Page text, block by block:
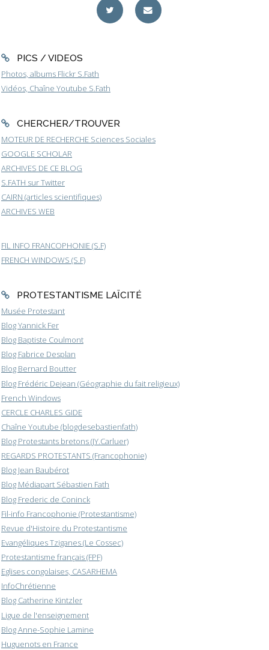
PICS / VIDEOS
Photos, albums Flickr S.Fath
Vidéos, Chaîne Youtube S.Fath
CHERCHER/TROUVER
MOTEUR DE RECHERCHE Sciences Sociales
GOOGLE SCHOLAR
ARCHIVES DE CE BLOG
S.FATH sur Twitter
CAIRN (articles scientifiques)
ARCHIVES WEB
FIL INFO FRANCOPHONIE (S.F)
FRENCH WINDOWS (S.F)
PROTESTANTISME LAÏCITÉ
Musée Protestant
Blog Yannick Fer
Blog Baptiste Coulmont
Blog Fabrice Desplan
Blog Bernard Boutter
Blog Frédéric Dejean (Géographie du fait religieux)
French Windows
CERCLE CHARLES GIDE
Chaîne Youtube (blogdesebastienfath)
Blog Protestants bretons (JY.Carluer)
REGARDS PROTESTANTS (Francophonie)
Blog Jean Baubérot
Blog Médiapart Sébastien Fath
Blog Frederic de Coninck
Fil-info Francophonie (Protestantisme)
Revue d'Histoire du Protestantisme
Evangéliques Tziganes (Le Cossec)
Protestantisme français (FPF)
Eglises congolaises, CASARHEMA
InfoChrétienne
Blog Catherine Kintzler
Ligue de l'enseignement
Blog Anne-Sophie Lamine
Huguenots en France